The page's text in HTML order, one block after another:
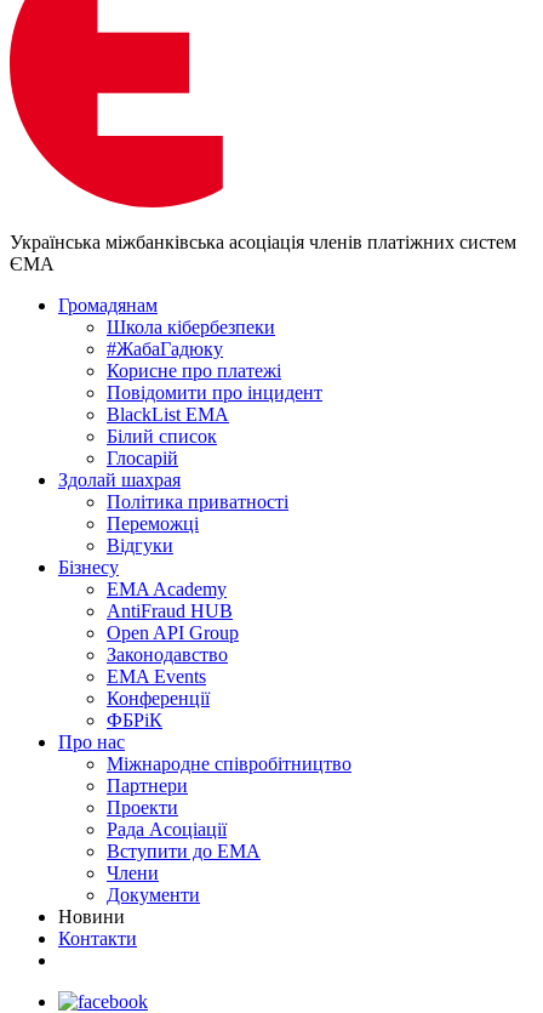
Українська міжбанківська асоціація членів платіжних систем
ЄМА
Громадянам
Школа кібербезпеки
#ЖабаГадюку
Корисне про платежі
Повідомити про інцидент
BlackList EMA
Білий список
Глосарій
Здолай шахрая
Політика приватності
Переможцi
Відгуки
Бізнесу
EMA Academy
AntiFraud HUB
Open API Group
Законодавство
EMA Events
Конференції
ФБРіК
Про нас
Міжнародне співробітництво
Партнери
Проекти
Рада Асоціації
Вступити до ЕМА
Члени
Документи
Новини
Контакти